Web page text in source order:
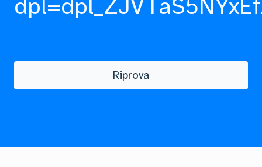
Riprova